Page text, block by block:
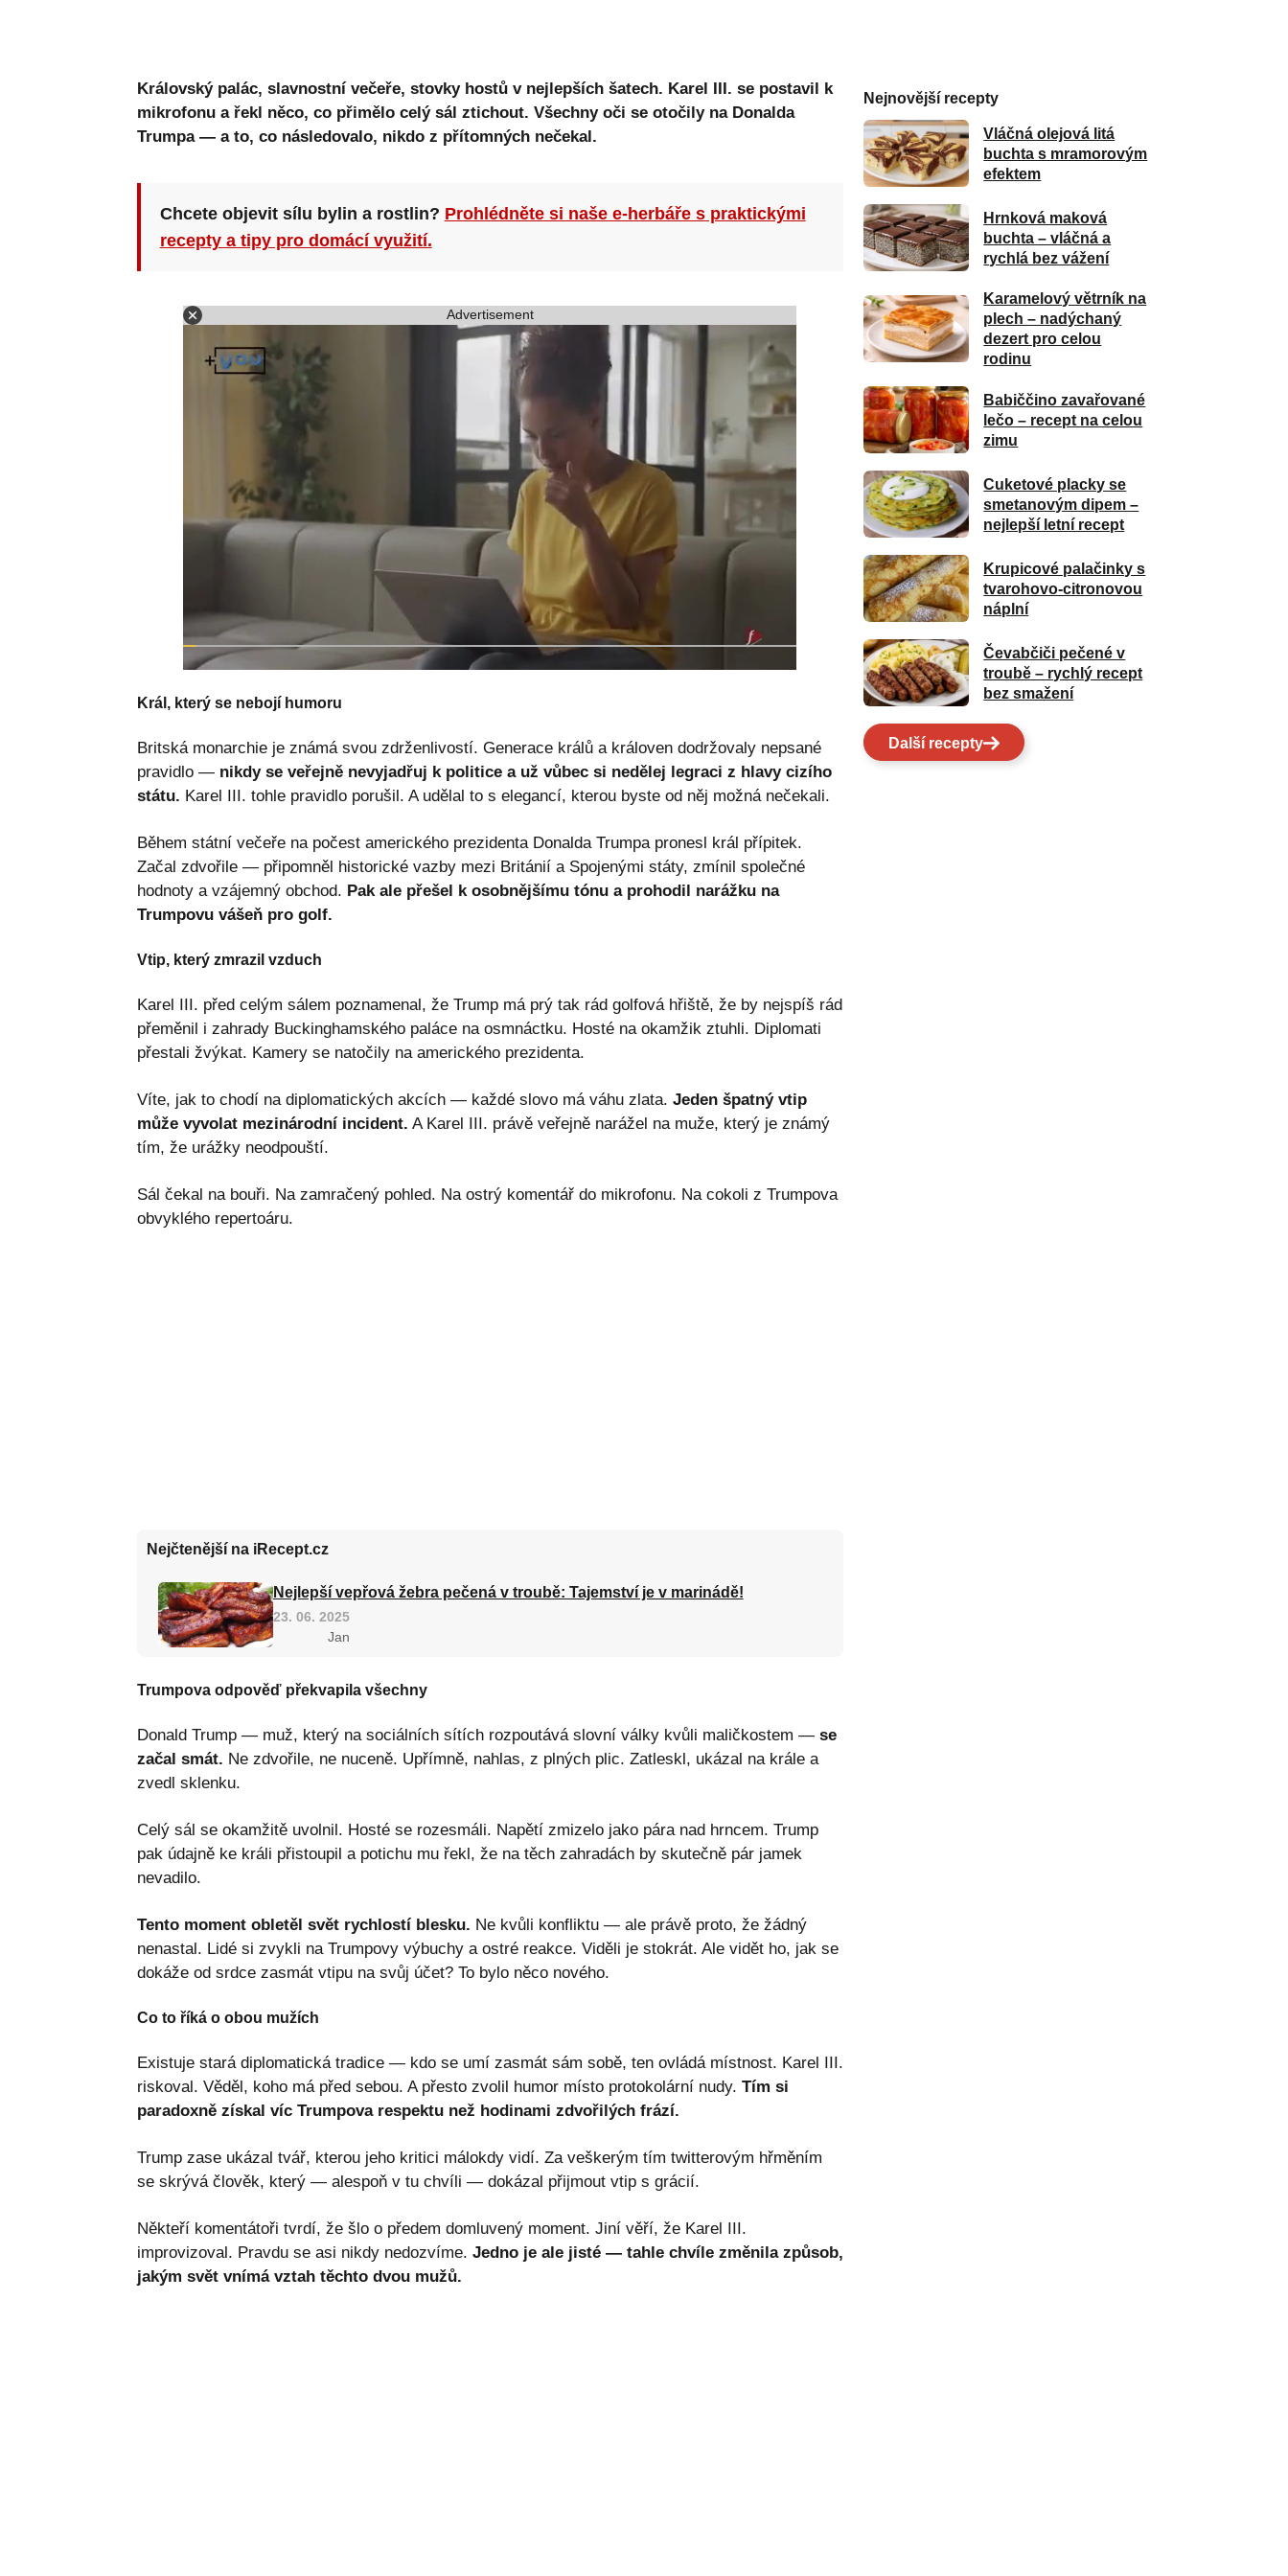
Královský palác, slavnostní večeře, stovky hostů v nejlepších šatech. Karel III. se postavil k
mikrofonu a řekl něco, co přimělo celý sál ztichout. Všechny oči se otočily na Donalda
Trumpa — a to, co následovalo, nikdo z přítomných nečekal.
Chcete objevit sílu bylin a rostlin? Prohlédněte si naše e-herbáře s praktickými
recepty a tipy pro domácí využití.
Advertisement
Král, který se nebojí humoru
Britská monarchie je známá svou zdrženlivostí. Generace králů a královen dodržovaly nepsané
pravidlo — nikdy se veřejně nevyjadřuj k politice a už vůbec si nedělej legraci z hlavy cizího
státu. Karel III. tohle pravidlo porušil. A udělal to s elegancí, kterou byste od něj možná nečekali.
Během státní večeře na počest amerického prezidenta Donalda Trumpa pronesl král přípitek.
Začal zdvořile — připomněl historické vazby mezi Británií a Spojenými státy, zmínil společné
hodnoty a vzájemný obchod. Pak ale přešel k osobnějšímu tónu a prohodil narážku na
Trumpovu vášeň pro golf.
Vtip, který zmrazil vzduch
Karel III. před celým sálem poznamenal, že Trump má prý tak rád golfová hřiště, že by nejspíš rád
přeměnil i zahrady Buckinghamského paláce na osmnáctku. Hosté na okamžik ztuhli. Diplomati
přestali žvýkat. Kamery se natočily na amerického prezidenta.
Víte, jak to chodí na diplomatických akcích — každé slovo má váhu zlata. Jeden špatný vtip
může vyvolat mezinárodní incident. A Karel III. právě veřejně narážel na muže, který je známý
tím, že urážky neodpouští.
Sál čekal na bouři. Na zamračený pohled. Na ostrý komentář do mikrofonu. Na cokoli z Trumpova
obvyklého repertoáru.
Nejčtenější na iRecept.cz
Nejlepší vepřová žebra pečená v troubě: Tajemství je v marinádě!
23. 06. 2025
Jan
Trumpova odpověď překvapila všechny
Donald Trump — muž, který na sociálních sítích rozpoutává slovní války kvůli maličkostem — se
začal smát. Ne zdvořile, ne nuceně. Upřímně, nahlas, z plných plic. Zatleskl, ukázal na krále a
zvedl sklenku.
Celý sál se okamžitě uvolnil. Hosté se rozesmáli. Napětí zmizelo jako pára nad hrncem. Trump
pak údajně ke králi přistoupil a potichu mu řekl, že na těch zahradách by skutečně pár jamek
nevadilo.
Tento moment obletěl svět rychlostí blesku. Ne kvůli konfliktu — ale právě proto, že žádný
nenastal. Lidé si zvykli na Trumpovy výbuchy a ostré reakce. Viděli je stokrát. Ale vidět ho, jak se
dokáže od srdce zasmát vtipu na svůj účet? To bylo něco nového.
Co to říká o obou mužích
Existuje stará diplomatická tradice — kdo se umí zasmát sám sobě, ten ovládá místnost. Karel III.
riskoval. Věděl, koho má před sebou. A přesto zvolil humor místo protokolární nudy. Tím si
paradoxně získal víc Trumpova respektu než hodinami zdvořilých frází.
Trump zase ukázal tvář, kterou jeho kritici málokdy vidí. Za veškerým tím twitterovým hřměním
se skrývá člověk, který — alespoň v tu chvíli — dokázal přijmout vtip s grácií.
Někteří komentátoři tvrdí, že šlo o předem domluvený moment. Jiní věří, že Karel III.
improvizoval. Pravdu se asi nikdy nedozvíme. Jedno je ale jisté — tahle chvíle změnila způsob,
jakým svět vnímá vztah těchto dvou mužů.
Nejnovější recepty
Vláčná olejová litá
buchta s mramorovým
efektem
Hrnková maková
buchta – vláčná a
rychlá bez vážení
Karamelový větrník na
plech – nadýchaný
dezert pro celou
rodinu
Babiččino zavařované
lečo – recept na celou
zimu
Cuketové placky se
smetanovým dipem –
nejlepší letní recept
Krupicové palačinky s
tvarohovo-citronovou
náplní
Čevabčiči pečené v
troubě – rychlý recept
bez smažení
Další recepty